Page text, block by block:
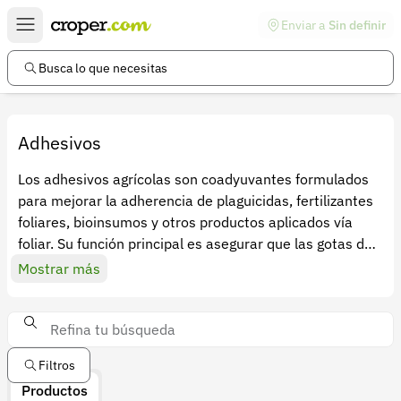
Enviar a Sin definir
Busca lo que necesitas
Adhesivos
Los adhesivos agrícolas son coadyuvantes formulados
para mejorar la adherencia de plaguicidas, fertilizantes
foliares, bioinsumos y otros productos aplicados vía
foliar. Su función principal es asegurar que las gotas del
producto se fijen adecuadamente en la superficie de las
Estos productos son clave para lograr una aplicación
uniforme, eficaz y con mayor persistencia, incluso en
condiciones climáticas adversas como lluvias ligeras o
Mostrar más
Filtros
Productos
Enlaces de interés
Preguntas frecuentes
Ayuda
Términos y condiciones
Política de devoluciones
Política de privacidad
Iniciar sesión
Registrarse